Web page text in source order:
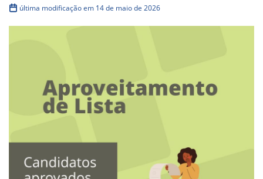
última modificação em 14 de maio de 2026